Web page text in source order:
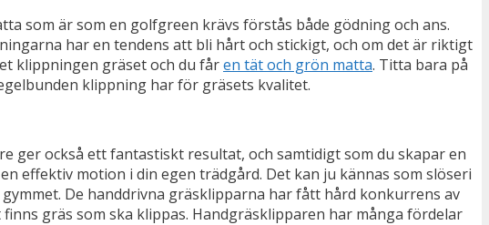
som är som en golfgreen krävs förstås både gödning och ans.
har en tendens att bli hårt och stickigt, och om det är riktigt
klippningen gräset och du fåren tät och grön matta. Titta bara på
klippning har för gräsets kvalitet.
också ett fantastiskt resultat, och samtidigt som du skapar en
effektiv motion i din egen trädgård. Det kan ju kännas som slöseri
De handdrivna gräsklipparna har fått hård konkurrens av
gräs som ska klippas. Handgräsklipparen har många fördelar